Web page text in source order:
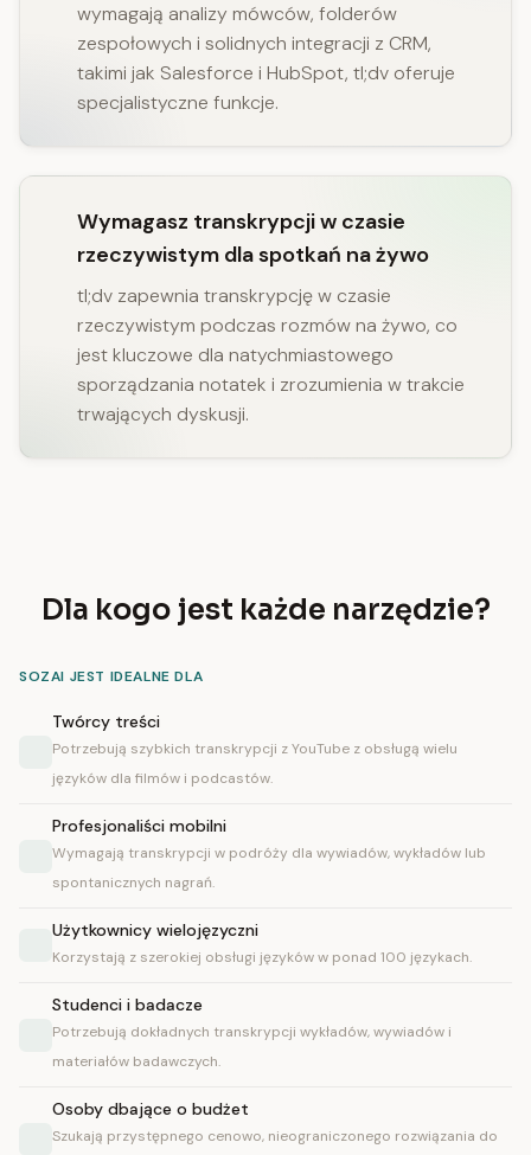
wymagają analizy mówców, folderów
zespołowych i solidnych integracji z CRM,
takimi jak Salesforce i HubSpot, tl;dv oferuje
specjalistyczne funkcje.
Wymagasz transkrypcji w czasie
rzeczywistym dla spotkań na żywo
tl;dv zapewnia transkrypcję w czasie
rzeczywistym podczas rozmów na żywo, co
jest kluczowe dla natychmiastowego
sporządzania notatek i zrozumienia w trakcie
trwających dyskusji.
Dla kogo jest każde narzędzie?
SOZAI JEST IDEALNE DLA
Twórcy treści
Potrzebują szybkich transkrypcji z YouTube z obsługą wielu
języków dla filmów i podcastów.
Profesjonaliści mobilni
Wymagają transkrypcji w podróży dla wywiadów, wykładów lub
spontanicznych nagrań.
Użytkownicy wielojęzyczni
Korzystają z szerokiej obsługi języków w ponad 100 językach.
Studenci i badacze
Potrzebują dokładnych transkrypcji wykładów, wywiadów i
materiałów badawczych.
Osoby dbające o budżet
Szukają przystępnego cenowo, nieograniczonego rozwiązania do